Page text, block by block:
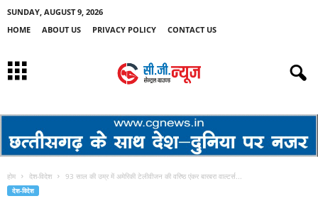
SUNDAY, AUGUST 9, 2026
HOME
ABOUT US PRIVACY POLICY CONTACT US
होम देश-विदेश 93 साल की उम्र में अमेरिकी टेलीवीजन की वरिष्ठ एंकर बारबरा वाल्टर्स...
देश-विदेश